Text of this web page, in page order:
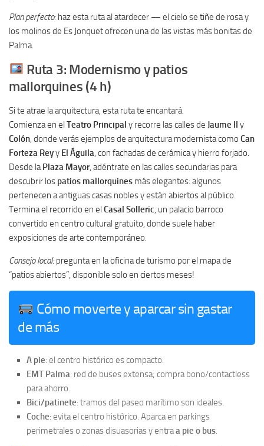
Plan perfecto: haz esta ruta al atardecer — el cielo se tiñe de rosa y
los molinos de Es Jonquet ofrecen una de las vistas más bonitas de
Palma.
Ruta 3: Modernismo y patios
mallorquines (4 h)
Si te atrae la arquitectura, esta ruta te encantará.
Comienza en el Teatro Principal y recorre las calles de Jaume II y
Colón , donde verás ejemplos de arquitectura modernista como Can
Forteza Reyy El Águila , con fachadas de cerámica y hierro forjado.
Desde la Plaza Mayor, adéntrate en las calles secundarias para
descubrir los patios mallorquines más elegantes: algunos
pertenecen a antiguas casas nobles y están abiertos al público.
Termina el recorrido en el Casal Solleric , un palacio barroco
convertido en centro cultural gratuito, donde suele haber
exposiciones de arte contemporáneo.
Consejo local: pregunta en la oficina de turismo por el mapa de
“patios abiertos”, disponible solo en ciertos meses!
Cómo moverte y aparcar sin gastar
de más
A pie: el centro histórico es compacto.
EMT Palma: red de buses extensa; compra bono/contactless
para ahorro.
Bici/patinete: tramos del paseo marítimo son ideales.
Coche: evita el centro histórico. Aparca en parkings
perimetrales o zonas disuasorias y entraa pie o bus